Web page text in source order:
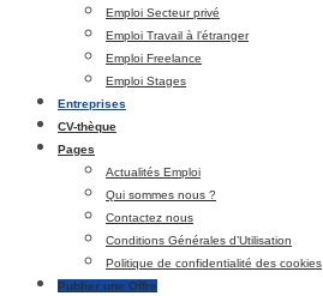
Emploi Secteur privé
Emploi Travail à l’étranger
Emploi Freelance
Emploi Stages
Entreprises
CV-thèque
Pages
Actualités Emploi
Qui sommes nous ?
Contactez nous
Conditions Générales d’Utilisation
Politique de confidentialité des cookies
Publier une Offre